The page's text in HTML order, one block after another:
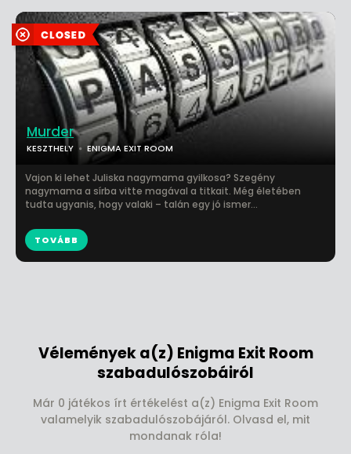
Murder
KESZTHELY ENIGMA EXIT ROOM
Vajon ki lehet Juliska nagymama gyilkosa? Szegény
nagymama a sírba vitte magával a titkait. Még életében
tudta ugyanis, hogy valaki – talán egy jó ismer...
TOVÁBB
Vélemények a(z) Enigma Exit Room
szabadulószobáiról
Már 0 játékos írt értékelést a(z) Enigma Exit Room
valamelyik szabadulószobájáról. Olvasd el, mit
mondanak róla!